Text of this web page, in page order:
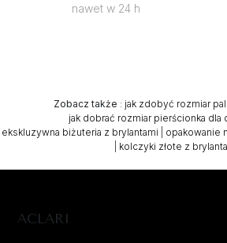
nawet w 24 h
Zobacz także : jak zdobyć rozmiar
jak dobrać rozmiar pierścionka
ekskluzywna biżuteria z brylantami
opakowanie
kolczyki złote z
ACLARI